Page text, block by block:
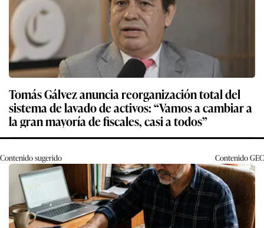
Tomás Gálvez anuncia reorganización total del
sistema de lavado de activos: “Vamos a cambiar a
la gran mayoría de fiscales, casi a todos”
Contenido sugerido ContenidoGEC